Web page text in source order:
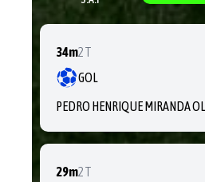
34m2T
GOL
PEDRO HENRIQUE MIRANDA
29m2T